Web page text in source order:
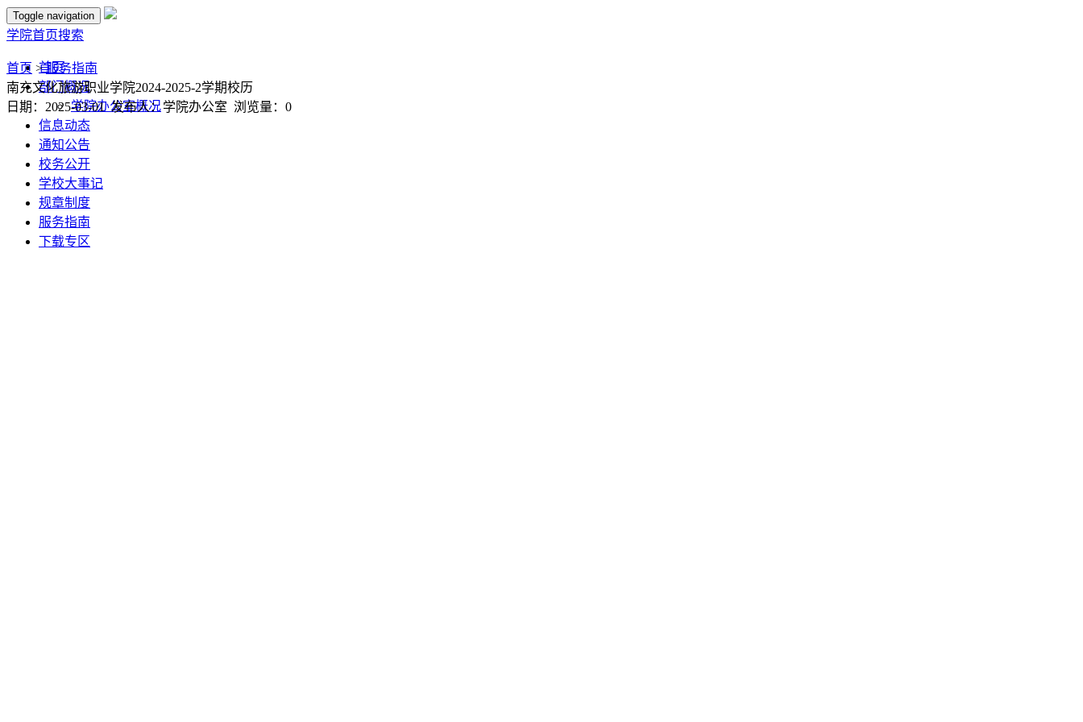
Toggle navigation
学院首页搜索
首页
部门概况
学院办公室概况
信息动态
通知公告
校务公开
学校大事记
规章制度
服务指南
下载专区
首页 >服务指南
南充文化旅游职业学院2024-2025-2学期校历
日期：2025-03-01 发布人：学院办公室 浏览量： 0